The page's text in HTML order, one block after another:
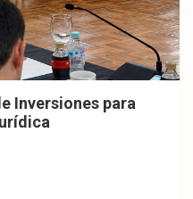
Inversiones para